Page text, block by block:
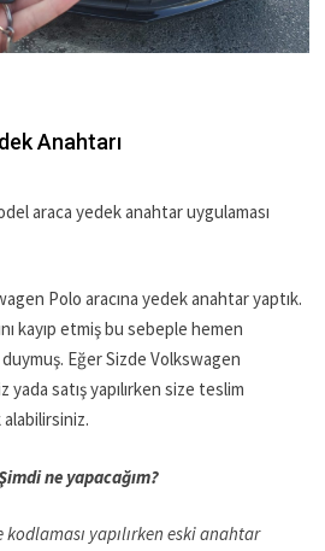
Anahtarı
araca yedek anahtar uygulaması
Polo aracına yedek anahtar yaptık.
kayıp etmiş bu sebeple hemen
Eğer Sizde Volkswagen
yada satış yapılırken size teslim
ne yapacağım?
kodlaması yapılırken eski anahtar